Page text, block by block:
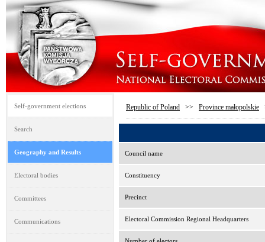
Self-government elections
Search
Geography and Results
Electoral bodies
Committees
Communications
Republic of Poland >> Province małopolskie
Council name
Constituency
Precinct
Electoral Commission Regional Headquarters